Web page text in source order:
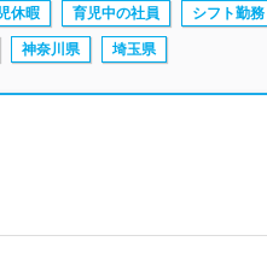
休暇 育児中の社員 シフト勤務
神奈川県 埼玉県